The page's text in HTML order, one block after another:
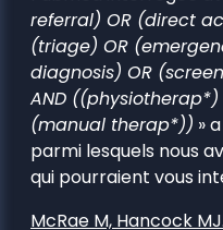
referral) OR (direct
(triage) OR
diagnosis) OR
AND
(manual therap*)) »
parmi lesquels nous
qui pourraient vous
McRae M, Hancock